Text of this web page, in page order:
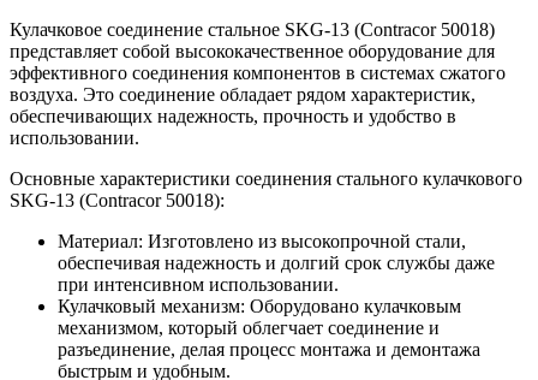
Кулачковое соединение стальное SKG-13 (Contracor 50018)
представляет собой высококачественное оборудование для
эффективного соединения компонентов в системах сжатого
воздуха. Это соединение обладает рядом характеристик,
обеспечивающих надежность, прочность и удобство в
использовании.
Основные характеристики соединения стального кулачкового
SKG-13 (Contracor 50018):
Материал: Изготовлено из высокопрочной стали,
обеспечивая надежность и долгий срок службы даже
при интенсивном использовании.
Кулачковый механизм: Оборудовано кулачковым
механизмом, который облегчает соединение и
разъединение, делая процесс монтажа и демонтажа
быстрым и удобным.